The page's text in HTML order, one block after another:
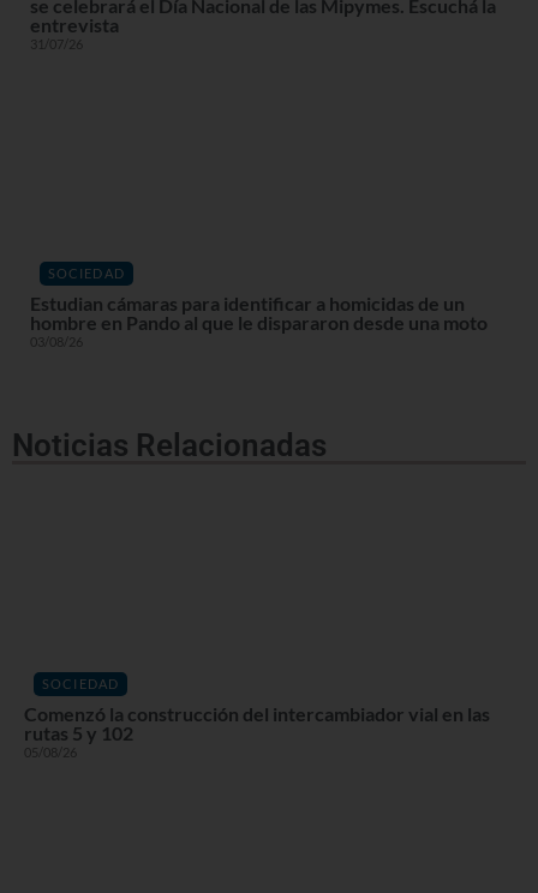
se celebrará el Día Nacional de las Mipymes. Escuchá la
entrevista
31/07/26
SOCIEDAD
Estudian cámaras para identificar a homicidas de un
hombre en Pando al que le dispararon desde una moto
03/08/26
Noticias Relacionadas
SOCIEDAD
Comenzó la construcción del intercambiador vial en las
rutas 5 y 102
05/08/26